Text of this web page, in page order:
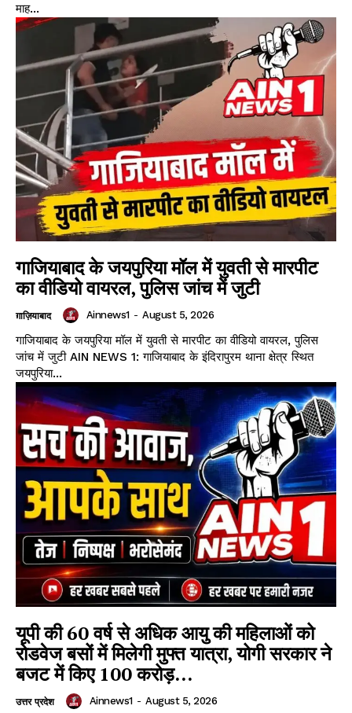
Contact Us
Privacy Policy
Terms of Use Agreement
Facebook
X WhatsApp
Share
माह...
गाजियाबाद के जयपुरिया मॉल में युवती से मारपीट
का वीडियो वायरल, पुलिस जांच में जुटी
ग़ाज़ियाबाद Ainnews1 - August 5, 2026
गाजियाबाद के जयपुरिया मॉल में युवती से मारपीट का वीडियो वायरल, पुलिस
जांच में जुटी AIN NEWS 1: गाजियाबाद के इंदिरापुरम थाना क्षेत्र स्थित
जयपुरिया...
यूपी की 60 वर्ष से अधिक आयु की महिलाओं को
रोडवेज बसों में मिलेगी मुफ्त यात्रा, योगी सरकार ने
बजट में किए 100 करोड़...
उत्तर प्रदेश Ainnews1 - August 5, 2026